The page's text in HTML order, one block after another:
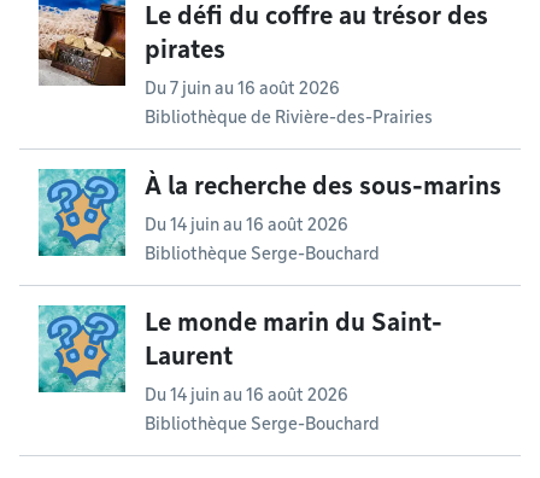
Le défi du coffre au trésor des
pirates
Du 7 juinau 16 août 2026
Bibliothèque de Rivière-des-Prairies
À la recherche des sous-marins
Du 14 juinau 16 août 2026
Bibliothèque Serge-Bouchard
Le monde marin du Saint-
Laurent
Du 14 juinau 16 août 2026
Bibliothèque Serge-Bouchard